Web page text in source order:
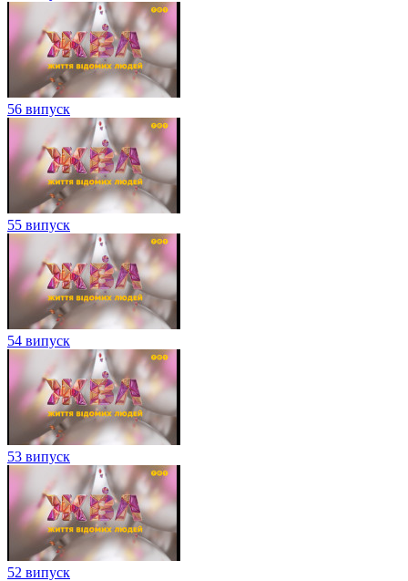
56 випуск
55 випуск
54 випуск
53 випуск
52 випуск